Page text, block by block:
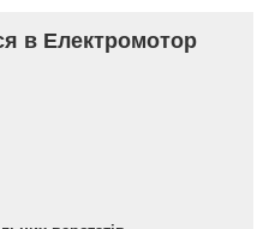
в Електромотор